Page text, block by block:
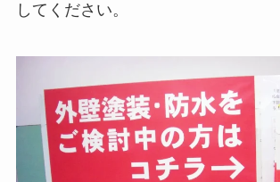
してください。